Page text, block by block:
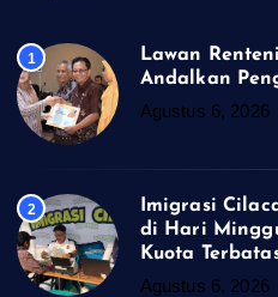
1
Lawan
Andalkan
Agustus 6, 2026
2
Imigrasi
di Hari
Kuota
Agustus 6, 2026